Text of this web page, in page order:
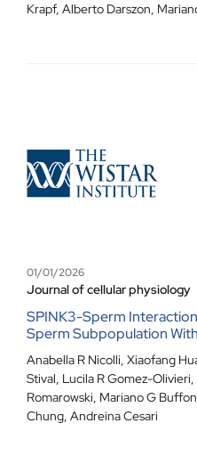
Krapf, Alberto Darszon,
01/01/2026
Journal of cellular physiology
SPINK3-Sperm
Sperm Subpopulation
Anabella R Nicolli, Xiaofang
Stival, Lucila R Gomez-Olivieri,
Romarowski, Mariano G
Chung, Andreina Cesari